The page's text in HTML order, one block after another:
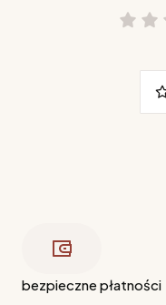
bezpieczne płatności